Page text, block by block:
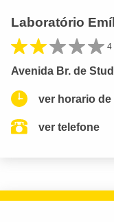
Laboratório
4
Avenida Br. de
ver horario
ver telefone